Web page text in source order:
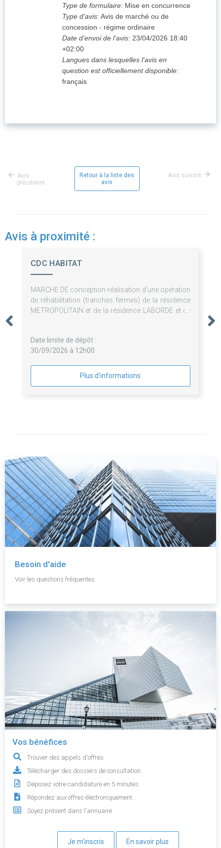
Type de formulaire: Mise en concurrence
Type d'avis: Avis de marché ou de
concession - régime ordinaire
Date d'envoi de l'avis: 23/04/2026 18:40
+02:00
Langues dans lesquelles l'avis en
question est officiellement disponible:
français
Avis
précédent
Retour à la liste des
avis
Avis suivant
Avis à proximité :
CDC HABITAT
MARCHE DE conception-réalisation d'une opération
de réhabilitation (tranches fermes) de la résidence
METROPOLITAIN et de la résidence LABORDE et de
Date limite de dépôt :
30/09/2026 à 12h00
Plus d'informations
Besoin d'aide
Voir les questions fréquentes.
Vos bénéfices
Trouver des appels d'offres
Télécharger des dossiers de consultation
Déposez votre candidature en 5 minutes
Répondez aux offres électroniquement
Soyez présent dans l'annuaire
Je m'inscris En savoir plus